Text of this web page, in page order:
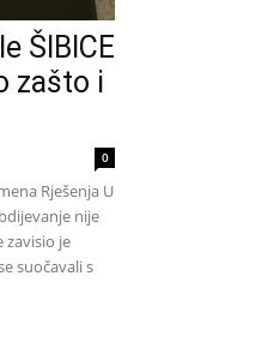
ŠIBICE
zašto i
0
Rješenja U
nije
je
suočavali s